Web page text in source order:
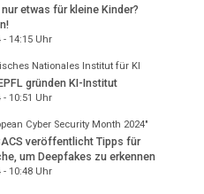
etwas für kleine Kinder?
- 14:15Uhr
Nationales Institut für KI
gründen KI-Institut
10:51 Uhr
Cyber Security Month 2024"
veröffentlicht Tipps für
um Deepfakes zu erkennen
- 10:48Uhr